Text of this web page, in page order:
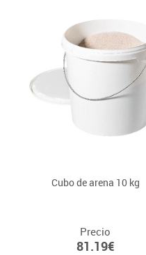
Cubo de arena 10 kg
Precio
81.19€